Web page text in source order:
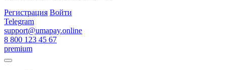
Регистрация Войти
Telegram
support@umapay.online
8 800 123 45 67
premium